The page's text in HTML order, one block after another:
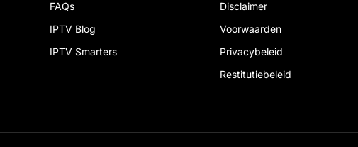
FAQs
IPTV Blog
IPTV Smarters
Disclaimer
Voorwaarden
Privacybeleid
Restitutiebeleid